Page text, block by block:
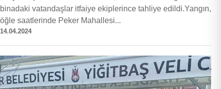
binadaki vatandaşlar itfaiye ekiplerince tahliye edildi.Yangın,
öğle saatlerinde Peker Mahallesi...
14.04.2024